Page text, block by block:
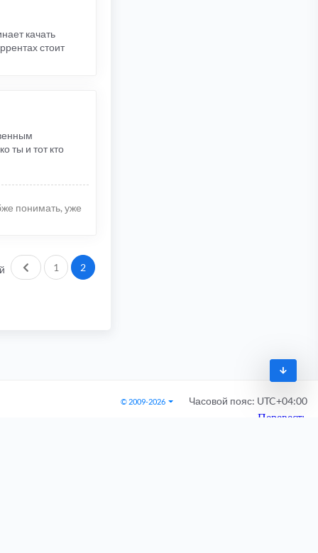
качать
стоит
ты и тот кто
понимать, уже
Пред.
1 2
© 2009-2026 Часовой пояс: UTC+04:00